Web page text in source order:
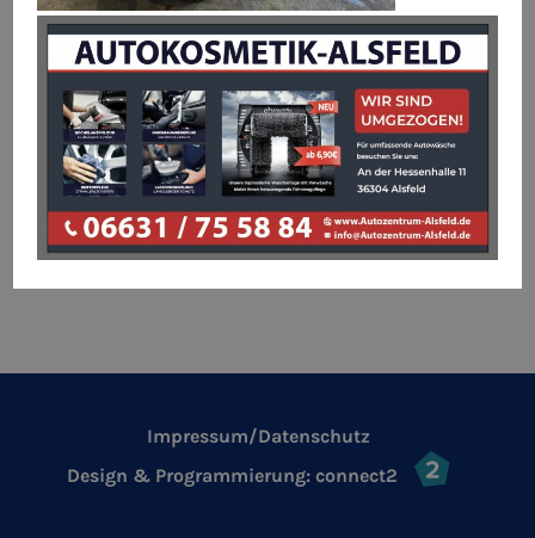
Impressum/Datenschutz
Design & Programmierung: connect2